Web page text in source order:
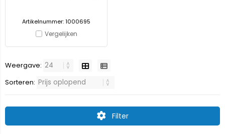
Artikelnummer: 1000695
Vergelijken
Weergave:
Sorteren:
Filter